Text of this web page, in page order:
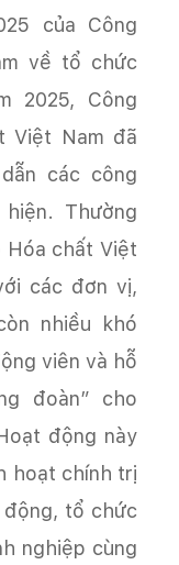
của Công
về tổ chức
2025, Công
Việt Nam đã
các công
Thường
Hóa chất Việt
các đơn vị,
nhiều khó
viên và hỗ
đoàn” cho
động này
hoạt chính trị
tổ chức
nghiệp cùng